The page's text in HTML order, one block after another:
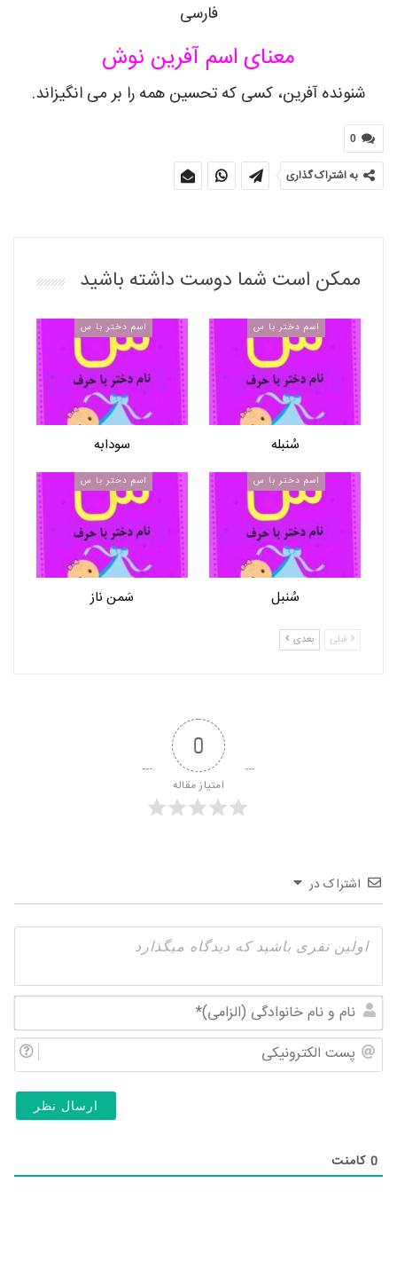
فارسی
معنای اسم آفرین نوش
شنونده آفرین، کسی که تحسین همه را بر می انگیزاند.
0
به اشتراک گذاری
ممکن است شما دوست داشته باشید
اسم دختر با س
سُنبله
اسم دختر با س
سودابه
اسم دختر با س
سُنبل
اسم دختر با س
سَمن ناز
قبلی بعدی
0
امتیاز مقاله
اشتراک در
و
0 کامنت